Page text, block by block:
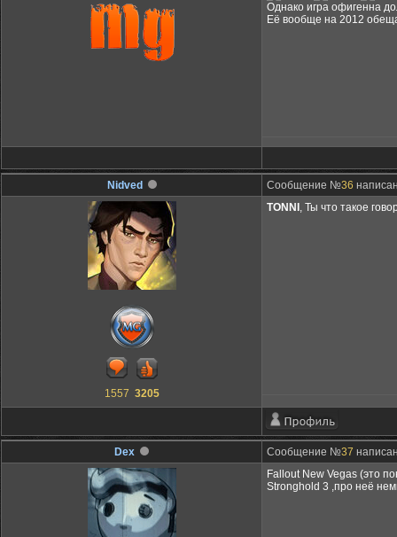
Однако игра офигенна
Её вообще на 2012
Nidved Сообщение №36
1557 3205
TONNI , Ты что такое
Dex Сообщение №37
Fallout New Vegas (это
Stronghold 3 ,про неё